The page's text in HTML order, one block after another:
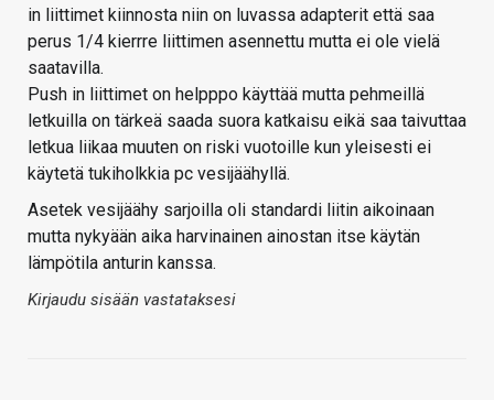
in liittimet kiinnosta niin on luvassa adapterit että saa
perus 1/4 kierrre liittimen asennettu mutta ei ole vielä
saatavilla.
Push in liittimet on helpppo käyttää mutta pehmeillä
letkuilla on tärkeä saada suora katkaisu eikä saa taivuttaa
letkua liikaa muuten on riski vuotoille kun yleisesti ei
käytetä tukiholkkia pc vesijäähyllä.
Asetek vesijäähy sarjoilla oli standardi liitin aikoinaan
mutta nykyään aika harvinainen ainostan itse käytän
lämpötila anturin kanssa.
Kirjaudu sisään vastataksesi